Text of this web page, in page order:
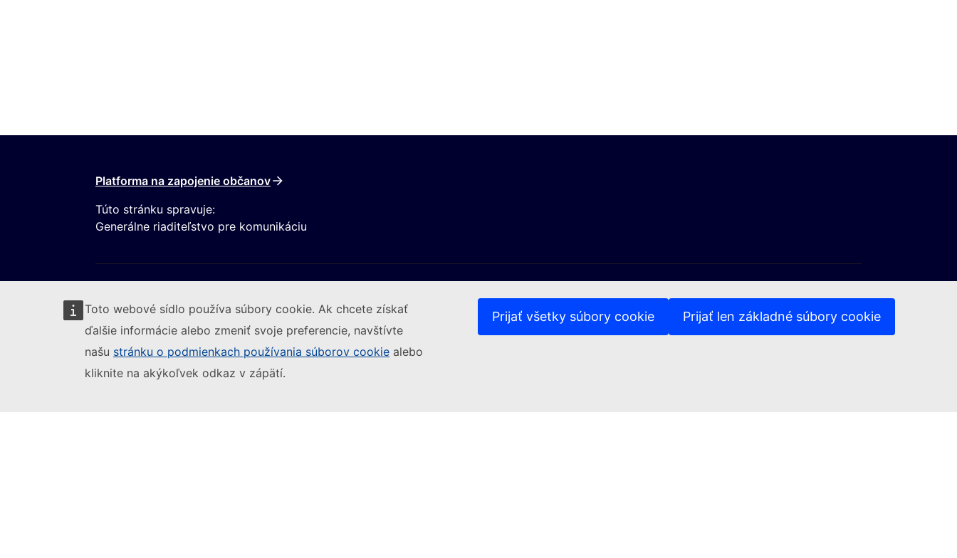
Toto webové sídlo používa súbory cookie. Ak chcete získať
ďalšie informácie alebo zmeniť svoje preferencie, navštívte
našu stránku o podmienkach používania súborov cookie alebo
kliknite na akýkoľvek odkaz v zápätí.
Prijať všetky súbory cookie Prijať len základné súbory cookie
Platforma na zapojenie občanov
Túto stránku spravuje:
Generálne riaditeľstvo pre komunikáciu
Sledujte Európsku komisiu Kontakt(Externý odkaz)
Nahlásiť IT zraniteľnosť(Externý odkaz)
Jazyky na našich webových stránkach